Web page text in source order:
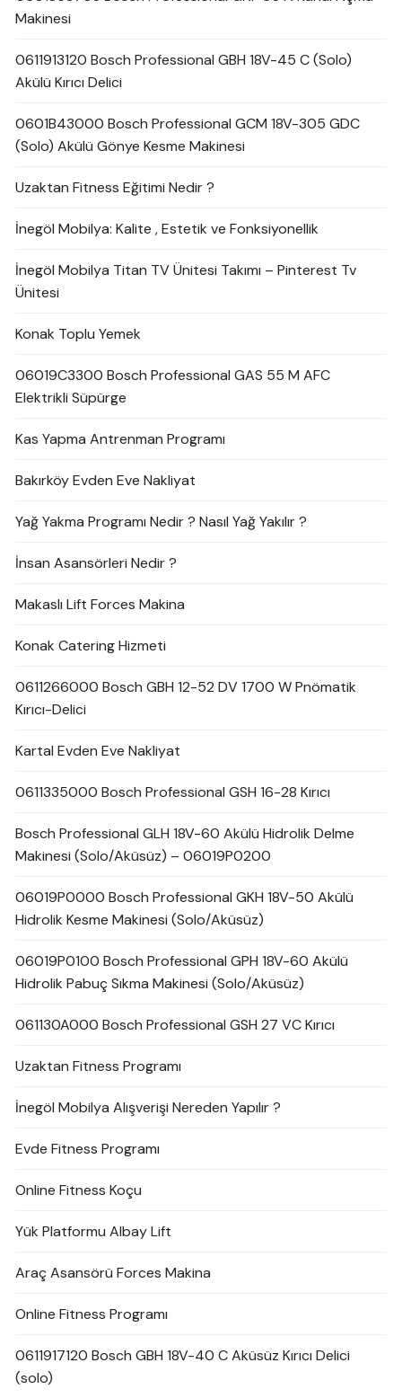
Makinesi
0611913120 Bosch Professional GBH 18V-45 C (Solo)
Akülü Kırıcı Delici
0601B43000 Bosch Professional GCM 18V-305 GDC
(Solo) Akülü Gönye Kesme Makinesi
Uzaktan Fitness Eğitimi Nedir ?
İnegöl Mobilya: Kalite , Estetik ve Fonksiyonellik
İnegöl Mobilya Titan TV Ünitesi Takımı – Pinterest Tv
Ünitesi
Konak Toplu Yemek
06019C3300 Bosch Professional GAS 55 M AFC
Elektrikli Süpürge
Kas Yapma Antrenman Programı
Bakırköy Evden Eve Nakliyat
Yağ Yakma Programı Nedir ? Nasıl Yağ Yakılır ?
İnsan Asansörleri Nedir ?
Makaslı Lift Forces Makina
Konak Catering Hizmeti
0611266000 Bosch GBH 12-52 DV 1700 W Pnömatik
Kırıcı-Delici
Kartal Evden Eve Nakliyat
0611335000 Bosch Professional GSH 16-28 Kırıcı
Bosch Professional GLH 18V-60 Akülü Hidrolik Delme
Makinesi (Solo/Aküsüz) – 06019P0200
06019P0000 Bosch Professional GKH 18V-50 Akülü
Hidrolik Kesme Makinesi (Solo/Aküsüz)
06019P0100 Bosch Professional GPH 18V-60 Akülü
Hidrolik Pabuç Sıkma Makinesi (Solo/Aküsüz)
061130A000 Bosch Professional GSH 27 VC Kırıcı
Uzaktan Fitness Programı
İnegöl Mobilya Alışverişi Nereden Yapılır ?
Evde Fitness Programı
Online Fitness Koçu
Yük Platformu Albay Lift
Araç Asansörü Forces Makina
Online Fitness Programı
0611917120 Bosch GBH 18V-40 C Aküsüz Kırıcı Delici
(solo)